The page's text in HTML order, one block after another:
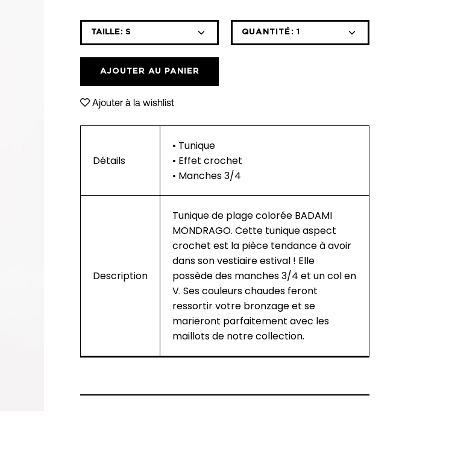
TAILLE: S
Sélectionnez
la
liste
déroulante
des
variantes
QUANTITÉ: 1
AJOUTER AU PANIER
Ajouter à la wishlist
Détails
• Tunique
• Effet crochet
• Manches 3/4
Description
Tunique de plage colorée BADAMI
MONDRAGO. Cette tunique aspect
crochet est la pièce tendance à avoir
dans son vestiaire estival ! Elle
possède des manches 3/4 et un col en
V. Ses couleurs chaudes feront
ressortir votre bronzage et se
marieront parfaitement avec les
maillots de notre collection.